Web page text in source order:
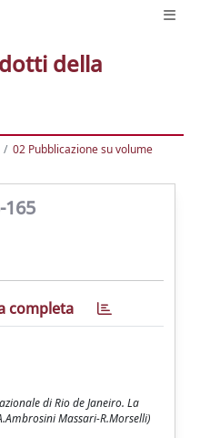
della
02 Pubblicazione su volume
165
completa
di Rio de Janeiro. La
Massari-R.Morselli)